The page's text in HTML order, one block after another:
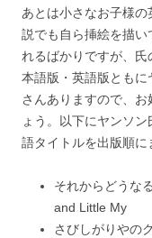
あとは小さなお子様
説でも自ら挿絵を描い
れるばかりですが、氏
本語版・英語版ともに
さんありますので、
ょう。以下にヤンソ
語タイトルを出版順に
それからどうな
and Little My
さびしがりやの